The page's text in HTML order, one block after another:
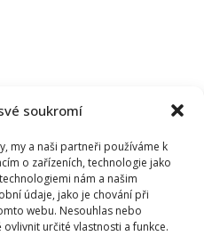
soukromí
my a naši partneři používáme k
o zařízeních, technologie jako
nám a našim
údaje, jako je chování při
webu. Nesouhlas nebo
určité vlastnosti a funkce.